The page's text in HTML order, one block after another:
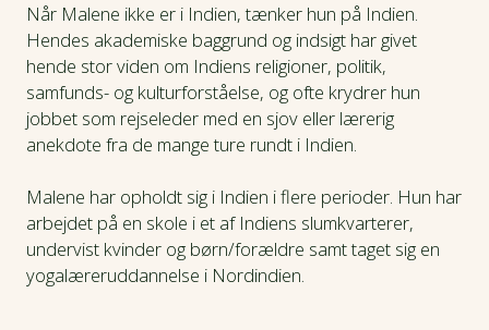
Når Malene ikke er i Indien, tænker hun på Indien.
Hendes akademiske baggrund og indsigt har givet
hende stor viden om Indiens religioner, politik,
samfunds- og kulturforståelse, og ofte krydrer hun
jobbet som rejseleder med en sjov eller lærerig
anekdote fra de mange ture rundt i Indien.
Malene har opholdt sig i Indien i flere perioder. Hun har
arbejdet på en skole i et af Indiens slumkvarterer,
undervist kvinder og børn/forældre samt taget sig en
yogalæreruddannelse i Nordindien.